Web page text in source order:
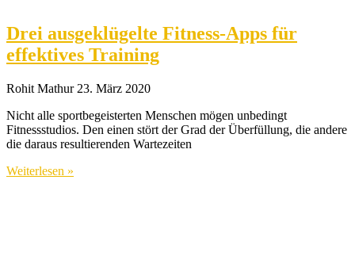
Drei ausgeklügelte Fitness-Apps für
effektives Training
Rohit Mathur 23. März 2020
Nicht alle sportbegeisterten Menschen mögen unbedingt
Fitnessstudios. Den einen stört der Grad der Überfüllung, die andere
die daraus resultierenden Wartezeiten
Weiterlesen »